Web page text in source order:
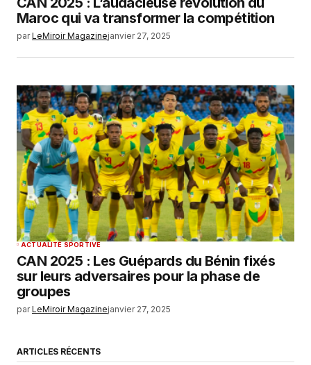
Maroc qui va transformer la compétition
par LeMiroir Magazinejanvier 27, 2025
ACTUALITÉ SPORTIVE
CAN 2025 : Les Guépards du Bénin fixés
sur leurs adversaires pour la phase de
groupes
par LeMiroir Magazinejanvier 27, 2025
ARTICLES RÉCENTS